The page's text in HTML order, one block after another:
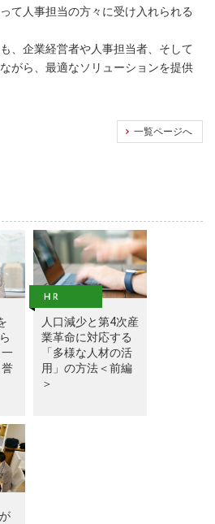
て人事担当の方々に受け入れられる
、企業経営者や人事担当者、そして
がら、最適なソリューションを提供
一覧ページへ
人口減少と第4次産
業革命に対応する
「多様な人材の活
用」の方法＜前編
＞